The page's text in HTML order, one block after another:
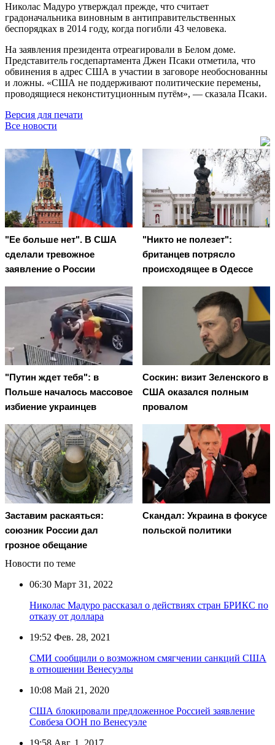
Николас Мадуро утверждал прежде, что считает
градоначальника виновным в антиправительственных
беспорядках в 2014 году, когда погибли 43 человека.
На заявления президента отреагировали в Белом доме.
Представитель госдепартамента Джен Псаки отметила, что
обвинения в адрес США в участии в заговоре необоснованны
и ложны. «США не поддерживают политические перемены,
проводящиеся неконституционным путём», — сказала Псаки.
Версия для печати
Все новости
"Ее больше нет". В США
сделали тревожное
заявление о России
"Никто не полезет":
британцев потрясло
происходящее в Одессе
"Путин ждет тебя": в
Польше началось массовое
избиение украинцев
Соскин: визит Зеленского в
США оказался полным
провалом
Заставим раскаяться:
союзник России дал
грозное обещание
Скандал: Украина в фокусе
польской политики
Новости по теме
06:30 Март 31, 2022
Николас Мадуро рассказал о действиях стран БРИКС по
отказу от доллара
19:52 Фев. 28, 2021
СМИ сообщили о возможном смягчении санкций США
в отношении Венесуэлы
10:08 Май 21, 2020
США блокировали предложенное Россией заявление
Совбеза ООН по Венесуэле
19:58 Авг. 1, 2017